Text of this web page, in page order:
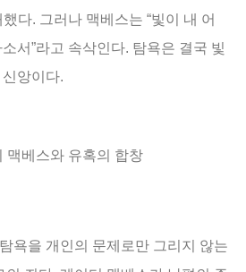
했다. 그러나 맥베스는 “빛이 내 어
서”라고 속삭인다. 탐욕은 결국 빛
앙이다.
맥베스와 유혹의 합창
욕을 개인의 문제로만 그리지 않는